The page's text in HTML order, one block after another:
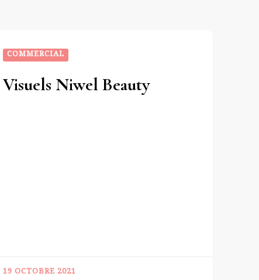
COMMERCIAL
Visuels Niwel Beauty
19 OCTOBRE 2021